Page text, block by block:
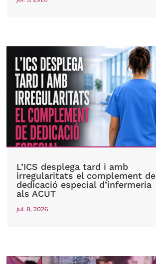
L’ICS desplega tard i amb
irregularitats el complement de
dedicació especial d’infermeria
als ACUT
jul. 8, 2026